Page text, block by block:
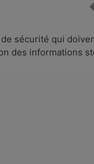
sécurité qui
des informations